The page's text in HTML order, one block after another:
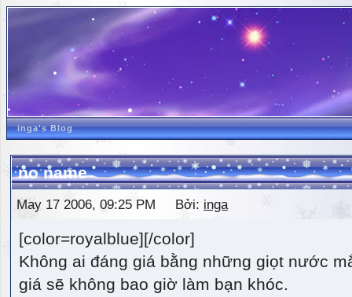
inga's Blog
no name
May 17 2006, 09:25 PM Bởi: inga
[color=royalblue][/color]
Không ai đáng giá bằng những giọt nước
giá sẽ không bao giờ làm bạn khóc.